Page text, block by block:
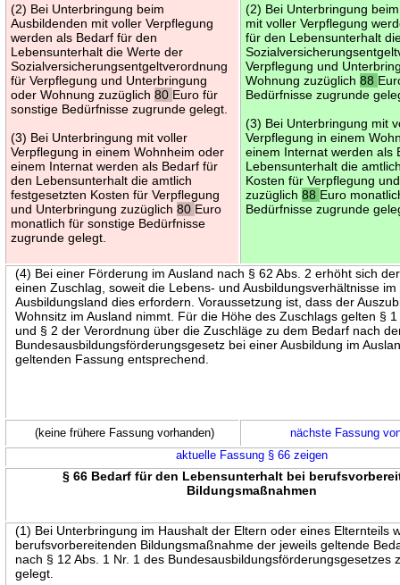
(2) Bei Unterbringung beim
Ausbildenden mit voller Verpflegung
werden als Bedarf für den
Lebensunterhalt die Werte der
Sozialversicherungsentgeltverordnung
für Verpflegung und Unterbringung
oder Wohnung zuzüglich80 Euro für
sonstige Bedürfnisse zugrunde gelegt.
(3) Bei Unterbringung mit voller
Verpflegung in einem Wohnheim oder
einem Internat werden als Bedarf für
den Lebensunterhalt die amtlich
festgesetzten Kosten für Verpflegung
und Unterbringung zuzüglich80 Euro
monatlich für sonstige Bedürfnisse
zugrunde gelegt.
(2) Bei Unterbringung
mit voller Verpflegung
für den Lebensunterhalt
Verpflegung und
Wohnung zuzüglich88
Bedürfnisse zugrunde
(3) Bei Unterbringung mit
Verpflegung in einem
einem Internat werden als
Lebensunterhalt die
Kosten für Verpflegung
zuzüglich88 Euro
Bedürfnisse zugrunde
(4) Bei einer Förderung im Ausland nach § 62 Abs. 2 erhöht sich
einen Zuschlag, soweit die Lebens- und Ausbildungsverhältnisse im
Ausbildungsland dies erfordern. Voraussetzung ist, dass der
Wohnsitz im Ausland nimmt. Für die Höhe des Zuschlags gelten § 1
und § 2 der Verordnung über die Zuschläge zu dem Bedarf nach
Bundesausbildungsförderungsgesetz bei einer Ausbildung im
geltenden Fassung entsprechend.
(keine frühere Fassung vorhanden)
nächste Fassung
aktuelle Fassung § 66 zeigen
§ 66 Bedarf für den Lebensunterhalt bei
Bildungsmaßnahmen
(1) Bei Unterbringung im Haushalt der Eltern oder eines Elternteils
berufsvorbereitenden Bildungsmaßnahme der jeweils geltende
nach § 12 Abs. 1 Nr. 1 des Bundesausbildungsförderungsgesetzes
gelegt.